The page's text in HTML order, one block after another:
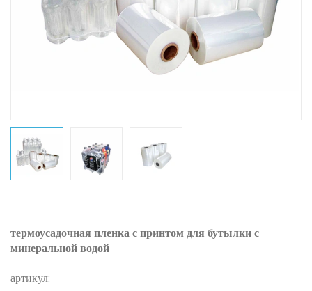
термоусадочная пленка с принтом для бутылки с
минеральной водой
артикул: